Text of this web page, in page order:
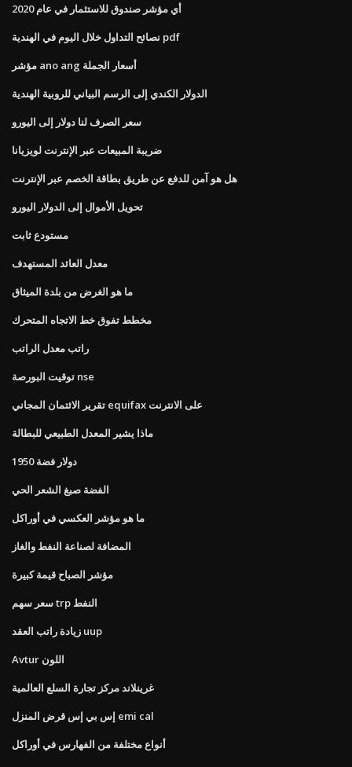
أي مؤشر صندوق للاستثمار في عام 2020
نصائح التداول خلال اليوم في الهندية pdf
مؤشر ano ang أسعار الجملة
الدولار الكندي إلى الرسم البياني للروبية الهندية
سعر الصرف لنا دولار إلى اليورو
ضريبة المبيعات عبر الإنترنت لويزيانا
هل هو آمن للدفع عن طريق بطاقة الخصم عبر الإنترنت
تحويل الأموال إلى الدولار اليورو
مستودع ثابت
معدل العائد المستهدف
ما هو الغرض من بلدة الميثاق
مخطط تفوق خط الاتجاه المتحرك
راتب معدل الراتب
توقيت البورصة nse
تقرير الائتمان المجاني equifax على الانترنت
ماذا يشير المعدل الطبيعي للبطالة
1950 دولار فضة
الفضة صبغ الشعر الحي
ما هو مؤشر العكسي في أوراكل
المضافة لصناعة النفط والغاز
مؤشر الصباح قيمة كبيرة
سعر سهم trp النفط
زيادة راتب العقد uup
Avtur اللون
غرينلاند مركز تجارة السلع العالمية
إس بي إس قرض المنزل emi cal
أنواع مختلفة من الفهارس في أوراكل